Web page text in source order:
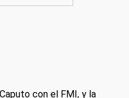
con el FMI, y la